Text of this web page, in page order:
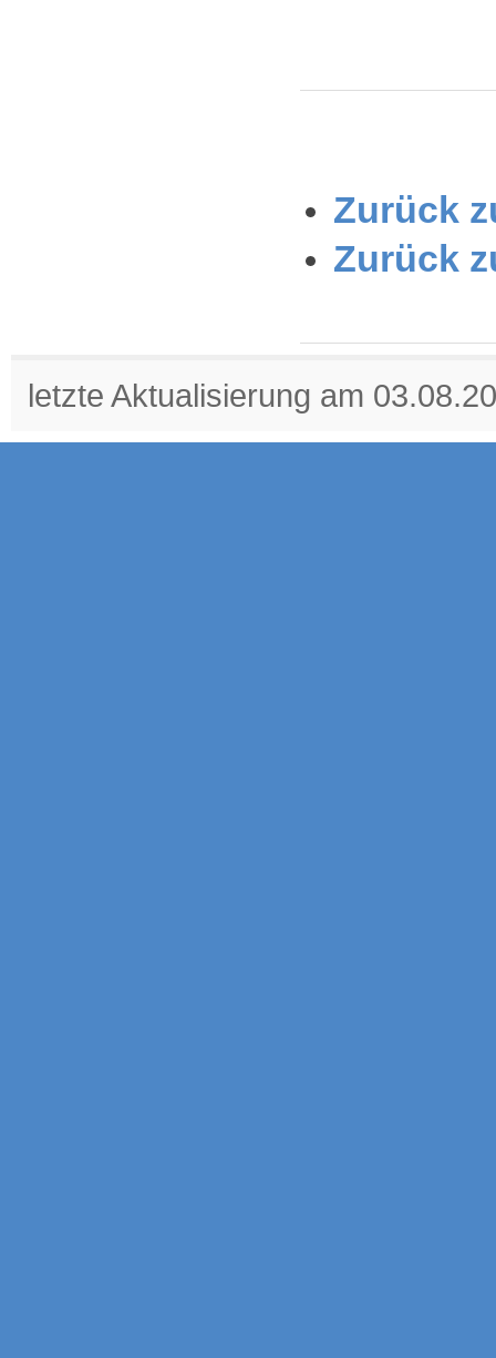
Zurück
Zurück
letzte Aktualisierung am